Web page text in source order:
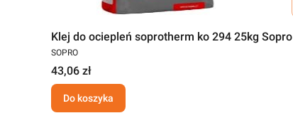
Klej do ociepleń soprotherm ko 294 25kg Sopro
SOPRO
43,06 zł
Do koszyka